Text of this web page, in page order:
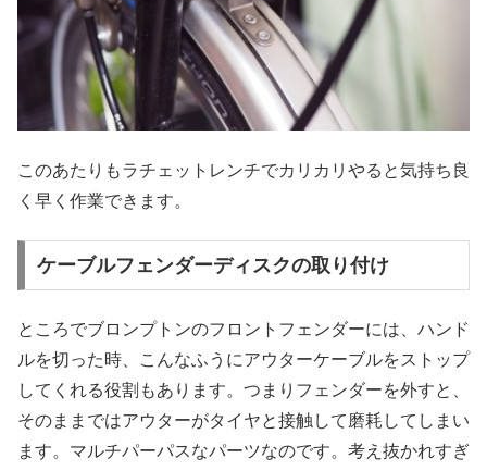
このあたりもラチェットレンチでカリカリやると気持ち良
く早く作業できます。
ケーブルフェンダーディスクの取り付け
ところでブロンプトンのフロントフェンダーには、ハンド
ルを切った時、こんなふうにアウターケーブルをストップ
してくれる役割もあります。つまりフェンダーを外すと、
そのままではアウターがタイヤと接触して磨耗してしまい
ます。マルチパーパスなパーツなのです。考え抜かれすぎ